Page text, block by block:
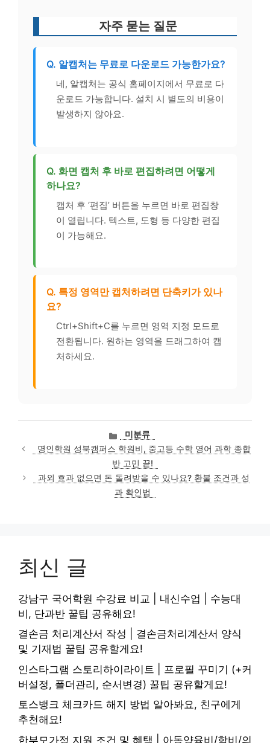
자주 묻는 질문
Q. 알캡처는 무료로 다운로드 가능한가요?
네, 알캡처는 공식 홈페이지에서 무료로 다
운로드 가능합니다. 설치 시 별도의 비용이
발생하지 않아요.
Q. 화면 캡처 후 바로 편집하려면 어떻게
하나요?
캡처 후 ‘편집’ 버튼을 누르면 바로 편집창
이 열립니다. 텍스트, 도형 등 다양한 편집
이 가능해요.
Q. 특정 영역만 캡처하려면 단축키가 있나
요?
Ctrl+Shift+C를 누르면 영역 지정 모드로
전환됩니다. 원하는 영역을 드래그하여 캡
처하세요.
카
테
고
리
미분류
명인학원 성북캠퍼스 학원비, 중고등 수학 영어 과학 종합
반 고민 끝!
과외 효과 없으면 돈 돌려받을 수 있나요? 환불 조건과 성
과 확인법
최신 글
강남구 국어학원 수강료 비교 | 내신수업 | 수능대
비, 단과반 꿀팁 공유해요!
결손금 처리계산서 작성 | 결손금처리계산서 양식
및 기재법 꿀팁 공유할게요!
인스타그램 스토리하이라이트 | 프로필 꾸미기 (+커
버설정, 폴더관리, 순서변경) 꿀팁 공유할게요!
토스뱅크 체크카드 해지 방법 알아봐요, 친구에게
추천해요!
한부모가정 지원 조건 및 혜택 | 아동양육비/학비/의